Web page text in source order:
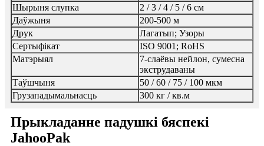
Шырыня слупка
2 / 3 / 4 / 5 / 6 см
Даўжыня
200-500 м
Друк
Лагатып; Узоры
Сертыфікат
ISO 9001; RoHS
Матэрыял
7-слаёвы нейлон, сумесна
экструдаваны
Таўшчыня
50 / 60 / 75 / 100 мкм
Грузападымальнасць
300 кг / кв.м
Прыкладанне падушкі бяспекі
JahooPak